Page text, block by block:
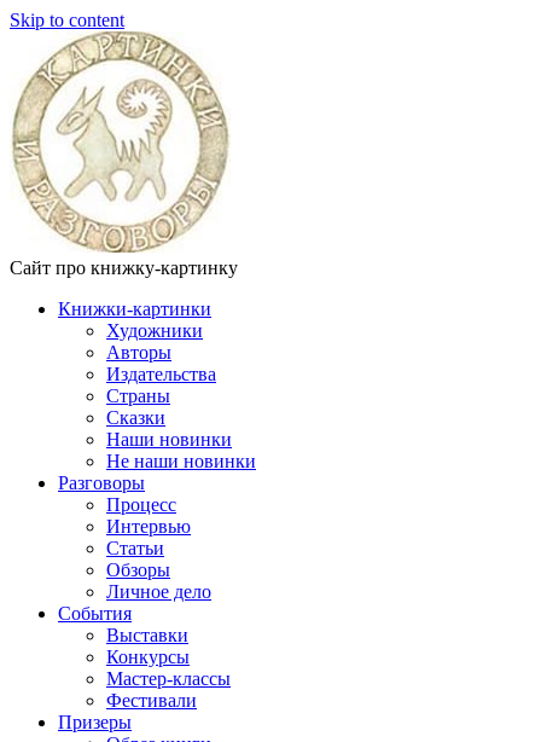
Skip to content
Сайт про книжку-картинку
Книжки-картинки
Художники
Авторы
Издательства
Страны
Сказки
Наши новинки
Не наши новинки
Разговоры
Процесс
Интервью
Статьи
Обзоры
Личное дело
События
Выставки
Конкурсы
Мастер-классы
Фестивали
Призеры